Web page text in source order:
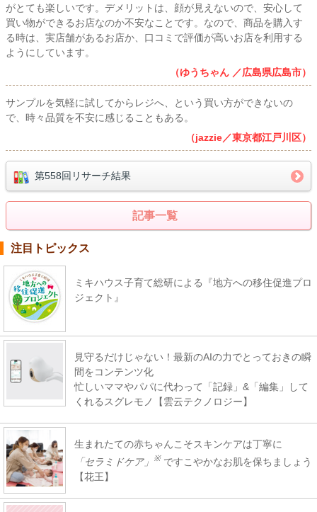
がとても楽しいです。デメリットは、顔が見えないので、安心して
買い物ができるお店なのか不安なことです。なので、商品を購入す
る時は、実店舗があるお店か、口コミで評価が高いお店を利用する
ようにしています。
（ゆうちゃん ／広島県広島市）
サンプルを気軽に試してからレジへ、という買い方ができないの
で、時々品質を不安に感じることもある。
（jazzie／東京都江戸川区）
第558回リサーチ結果
記事一覧
注目トピックス
ミキハウス子育て総研による『地方への移住促進プロ
ジェクト』
見守るだけじゃない！最新のAIの力でとっておきの瞬
間をコンテンツ化
忙しいママやパパに代わって「記録」&「編集」して
くれるスグレモノ【雲云テクノロジー】
生まれたての赤ちゃんこそスキンケアは丁寧に
「セラミドケア」
※ ですこやかなお肌を保ちましょう
【花王】